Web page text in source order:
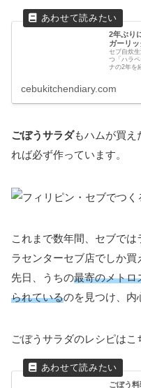
2年ぶり
ガーリ
セブ自炊
つ「ハラ
ナの2年を
cebukitchendiary.com
ごぼうサラダもハムが買え
れば必ず作っています。
これまで数年間、セブで
ラセンターセブ店でしか
先日、うちの最寄のメトロ
られているのを見つけ、内
ごぼうサラダのレシピはこ
ごぼう